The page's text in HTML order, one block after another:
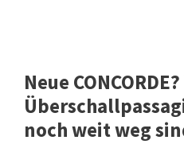
Neue
noch weit weg